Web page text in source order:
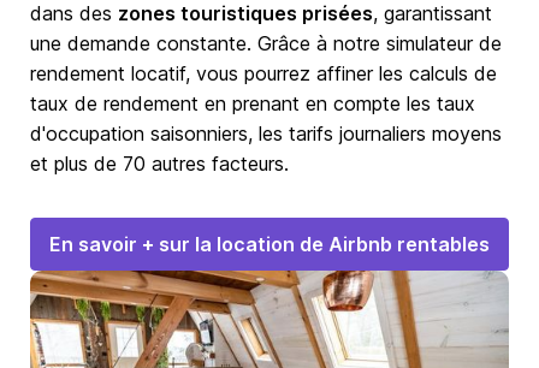
dans des zones touristiques prisées, garantissant
une demande constante. Grâce à notre simulateur de
rendement locatif, vous pourrez affiner les calculs de
taux de rendement en prenant en compte les taux
d'occupation saisonniers, les tarifs journaliers moyens
et plus de 70 autres facteurs.
En savoir + sur la location de Airbnb rentables